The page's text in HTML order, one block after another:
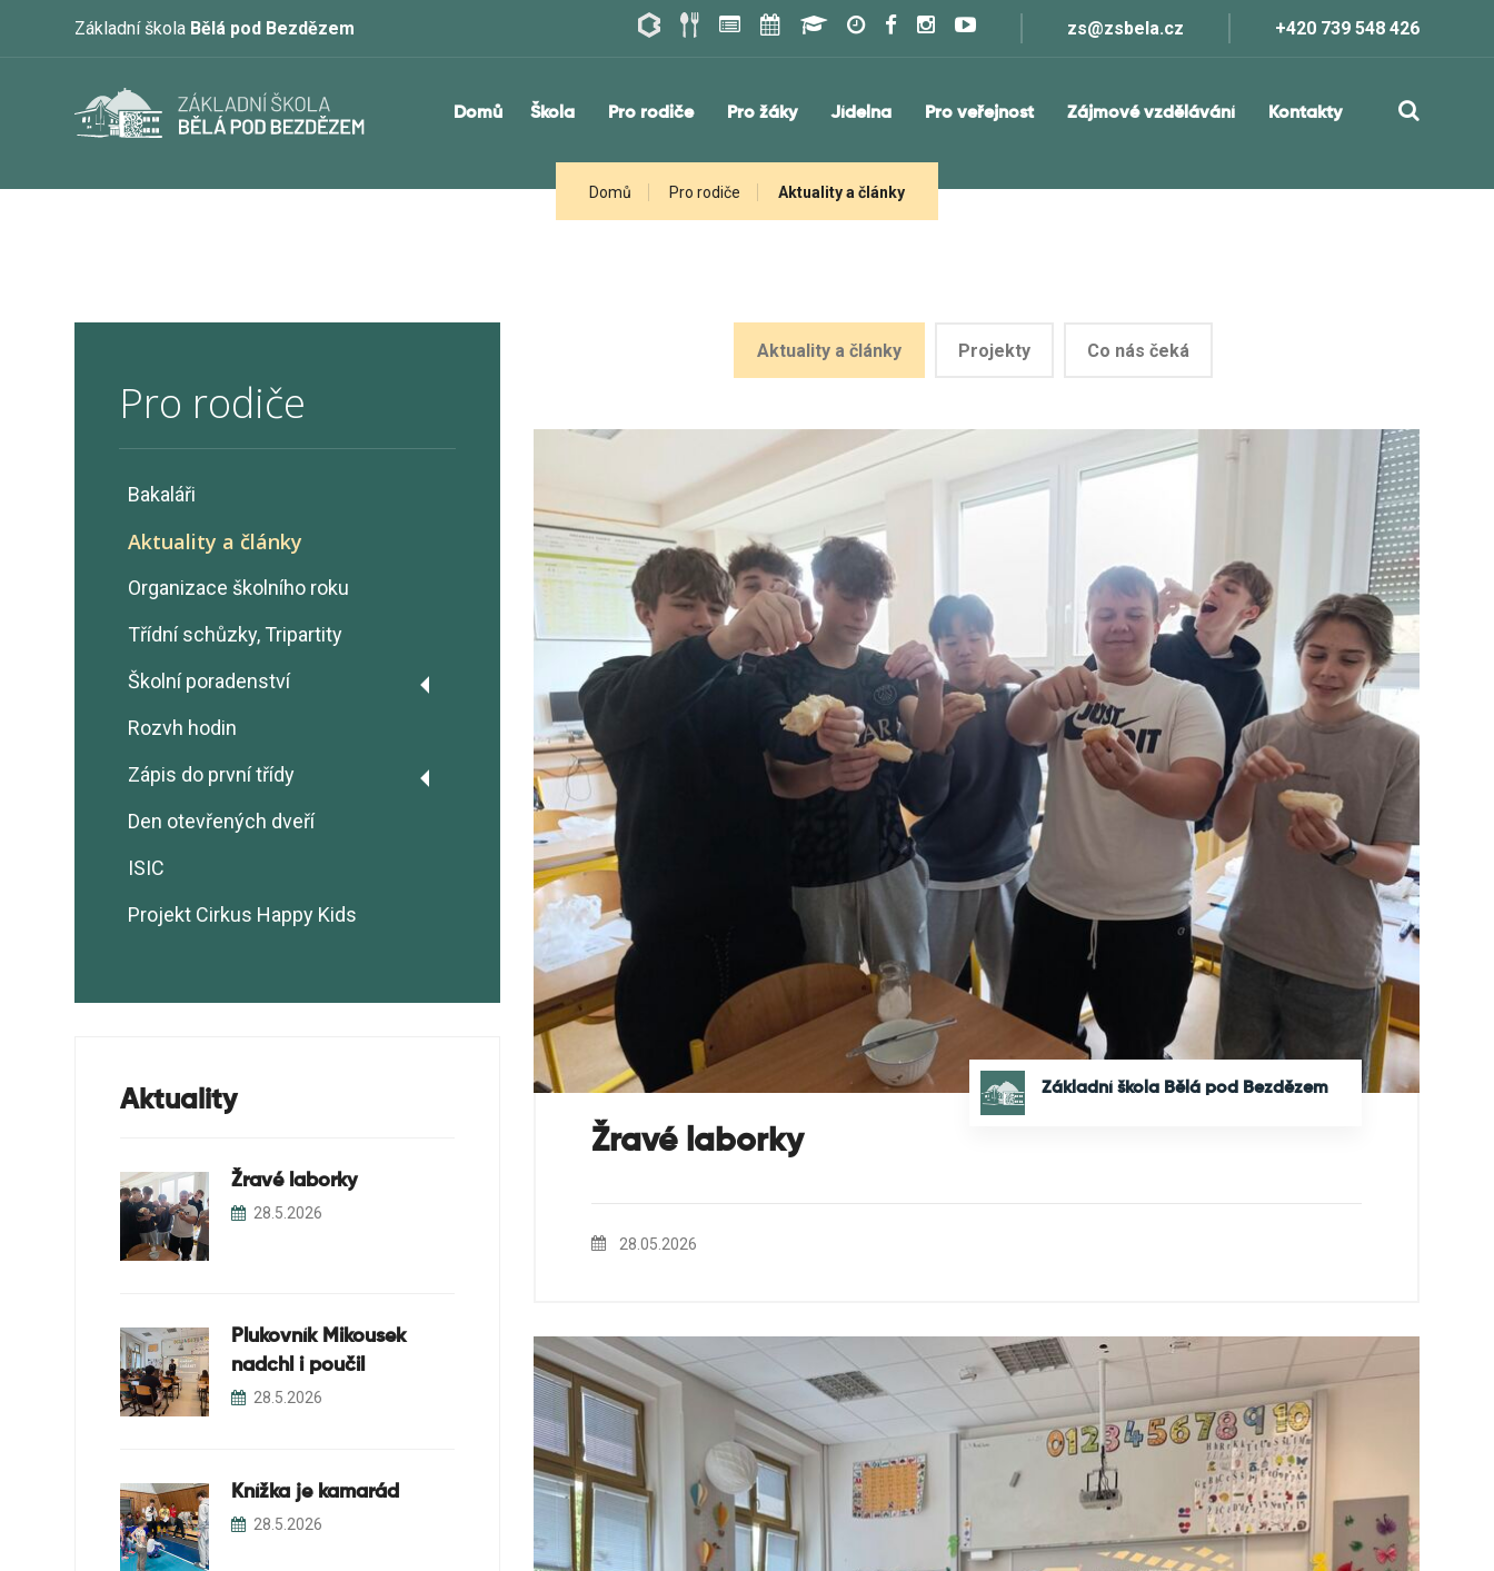
Základní škola Bělá pod Bezdězem zs@zsbela.cz +420 739 548 426
Domů Škola Pro rodiče Pro žáky Jídelna Pro veřejnost Zájmové vzdělávání Kontakty
Domů Pro rodiče Aktuality a články
Pro rodiče
Bakaláři
Aktuality a články
Organizace školního roku
Třídní schůzky, Tripartity
Školní poradenství
Psychologické poradenství
Metodička prevence
Poradenství pro cizince
Dokumenty ke stažení
Rozvh hodin
Zápis do první třídy
Zápis do 1.třídy v roce
2026/2027
Odklad školní docházky
2026/2027
Den otevřených dveří
ISIC
Projekt Cirkus Happy Kids
Aktuality
Žravé laborky
28.5.2026
Plukovník Mikousek
nadchl i poučil
28.5.2026
Knížka je kamarád
28.5.2026
Aktuality a články Projekty Co nás čeká
Základní škola Bělá pod Bezdězem
Žravé laborky
28.05.2026